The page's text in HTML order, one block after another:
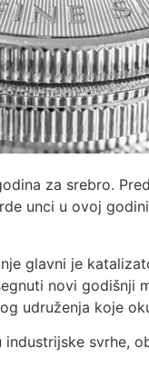
za srebro.
unci u ovoj
glavni je
novi godišnji
udruženja koje
svrhe,